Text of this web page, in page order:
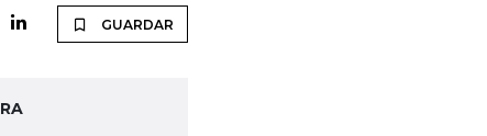
GUARDAR